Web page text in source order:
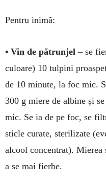
Pentru inimă:
• Vin de pătrunjel – se
culoare) 10 tulpini
de 10 minute, la foc mic.
300 g miere de albine și
mic. Se ia de pe foc, se
sticle curate, ste­rili­zate
alcool concentrat). Mie­rea
a se mai fierbe.